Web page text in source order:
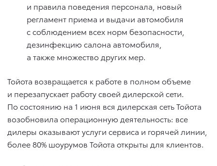
и правила поведения персонала, новый
регламент приема и выдачи автомобиля
с соблюдением всех норм безопасности,
дезинфекцию салона автомобиля,
а также множество других мер.
Тойота возвращается к работе в полном объеме
и перезапускает работу своей дилерской сети.
По состоянию на 1 июня вся дилерская сеть Тойота
возобновила операционную деятельность: все
дилеры оказывают услуги сервиса и горячей линии,
более 80% шоурумов Тойота открыты для клиентов.